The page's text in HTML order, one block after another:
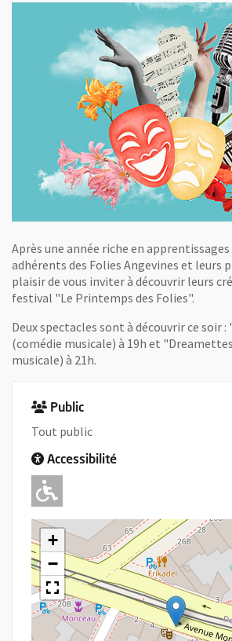
Après une année riche en
adhérents des Folies Angevines et leurs
plaisir de vous inviter à découvrir leurs
festival "Le Printemps des Folies".
Deux spectacles sont à découvrir ce soir :
(comédie musicale) à 19h et
musicale) à 21h.
Public
Tout public
Accessibilité
Adapté pour
+
−